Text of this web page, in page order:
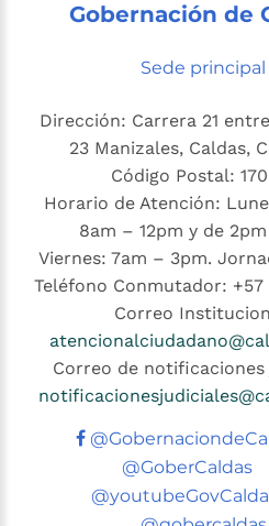
Gobernación de
Sede principal
Dirección: Carrera 21
23 Manizales, Caldas,
Código Postal:
Horario de Atención:
8am – 12pm y de
Viernes: 7am – 3pm.
Teléfono Conmutador:
Correo
Correo de notificaciones
@GoberCaldas